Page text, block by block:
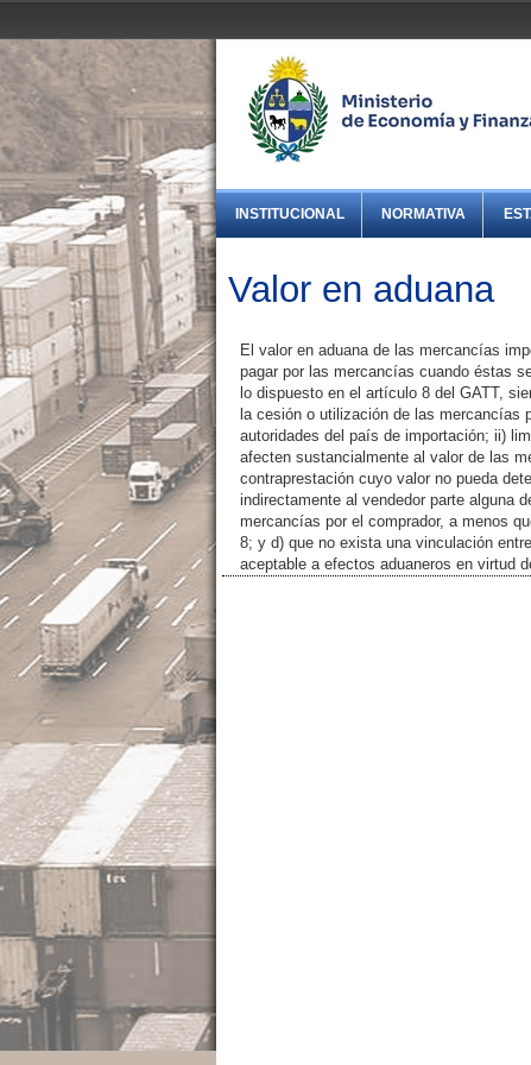
INSTITUCIONAL NORMATIVA
Valor en aduana
El valor en aduana de las mercancías
pagar por las mercancías cuando éstas
lo dispuesto en el artículo 8 del GATT,
la cesión o utilización de las mercancías
autoridades del país de importación; ii)
afecten sustancialmente al valor de las
contraprestación cuyo valor no pueda
indirectamente al vendedor parte alguna
mercancías por el comprador, a menos
8; y d) que no exista una vinculación
aceptable a efectos aduaneros en virtud